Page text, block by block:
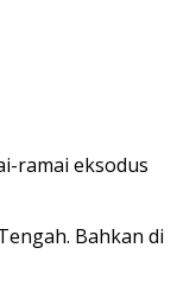
ramai eksodus
Bahkan di